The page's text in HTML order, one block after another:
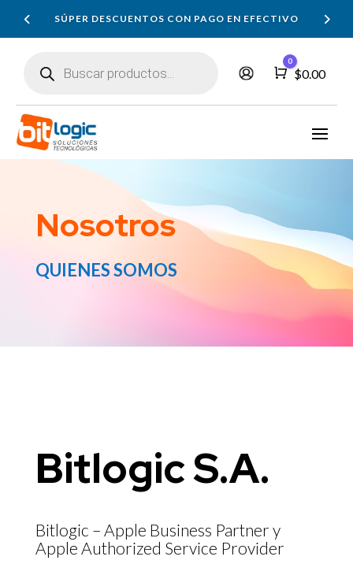
SÚPER DESCUENTOS CON PAGO EN EFECTIVO
productos
Carro
0
$0.00
Nosotros
QUIENES SOMOS
Bitlogic S.A.
Bitlogic – Apple Business Partner y
Apple Authorized Service Provider